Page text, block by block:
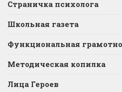
Страничка психолога
Школьная газета
Функциональная
Методическая копилка
Лица Героев